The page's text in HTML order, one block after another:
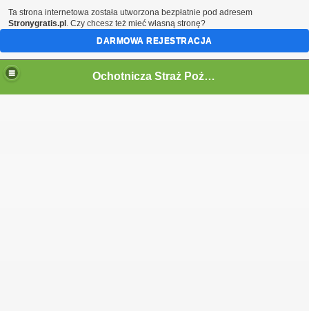
Ochotnicza Straż Pożarna w Kórnicy
Ta strona internetowa została utworzona bezpłatnie pod adresem
Stronygratis.pl . Czy chcesz też mieć własną stronę?
DARMOWA REJESTRACJA